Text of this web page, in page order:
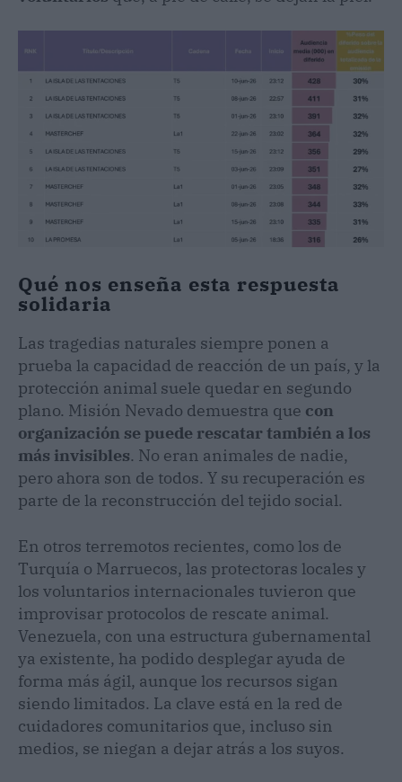
Qué nos enseña esta respuesta
solidaria
Las tragedias naturales siempre ponen a
prueba la capacidad de reacción de un país, y la
protección animal suele quedar en segundo
plano. Misión Nevado demuestra que con
organización se puede rescatar también a los
más invisibles. No eran animales de nadie,
pero ahora son de todos. Y su recuperación es
parte de la reconstrucción del tejido social.
En otros terremotos recientes, como los de
Turquía o Marruecos, las protectoras locales y
los voluntarios internacionales tuvieron que
improvisar protocolos de rescate animal.
Venezuela, con una estructura gubernamental
ya existente, ha podido desplegar ayuda de
forma más ágil, aunque los recursos sigan
siendo limitados. La clave está en la red de
cuidadores comunitarios que, incluso sin
medios, se niegan a dejar atrás a los suyos.